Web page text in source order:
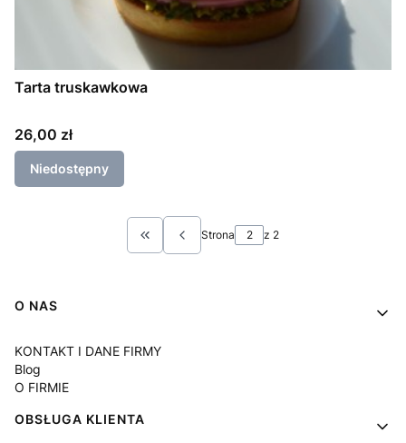
Tarta truskawkowa
Cena
26,00 zł
Niedostępny
Wróć do pierwszej strony z produktami
Strona z 2
Linki w stopce
O NAS
KONTAKT I DANE FIRMY
Blog
O FIRMIE
OBSŁUGA KLIENTA